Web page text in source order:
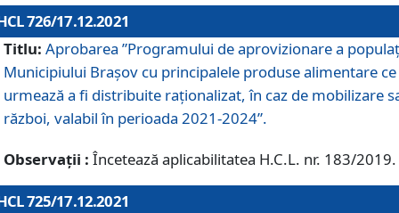
726/17.12.2021
Titlu: Aprobarea ”Programului de aprovizionare a
Municipiului Braşov cu principalele produse alimentare ce
urmează a fi distribuite raționalizat, în caz de mobilizare
război, valabil în perioada 2021-2024”.
Observații : Încetează aplicabilitatea H.C.L. nr. 183/2019.
725/17.12.2021